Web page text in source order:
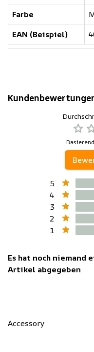
Farbe
EAN (Beispiel)
5
4
3
2
1
Es hat noch niemand
Artikel abgegeben
Accessory